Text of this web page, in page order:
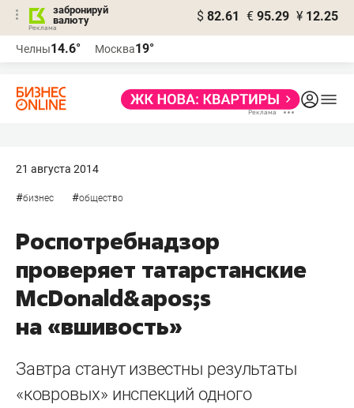
забронируй
валюту
$ 82.61 € 95.29 ¥ 12.25
Челны14.6° Москва19°
21 августа 2014
#бизнес #общество
Роспотребнадзор
проверяет татарстанские
McDonald&apos;s
на «вшивость»
Завтра станут известны результаты
«ковровых» инспекций одного